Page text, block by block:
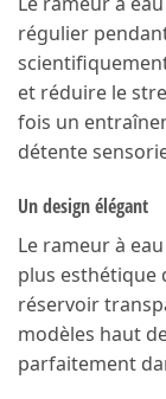
régulier
et réduire le
fois un
détente
Un design élégant
Le rameur à
plus esthétique
réservoir
modèles haut
parfaitement